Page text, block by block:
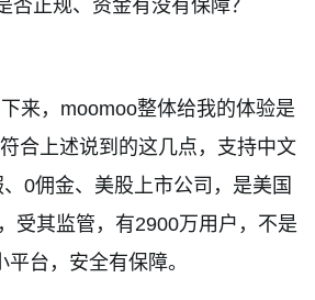
否正规、资金有没有保障？
来， moomoo整体给我的体验是
合上述说到的这几点，支持中文
0佣金、美股上市公司，是美国
受其监管，有2900万用户，不是
平台，安全有保障。